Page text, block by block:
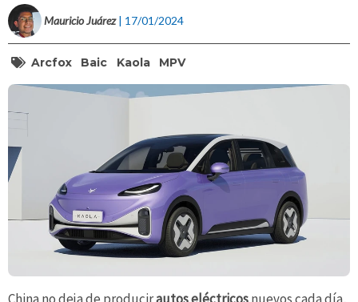
Mauricio Juárez | 17/01/2024
Arcfox Baic Kaola MPV